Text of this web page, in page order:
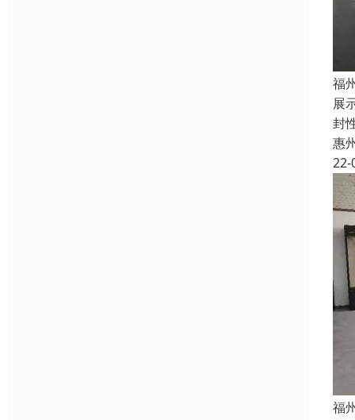
福
展
封
惠
22-
福